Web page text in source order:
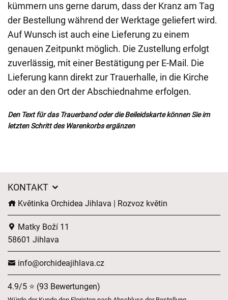
kümmern uns gerne darum, dass der Kranz am Tag
der Bestellung während der Werktage geliefert wird.
Auf Wunsch ist auch eine Lieferung zu einem
genauen Zeitpunkt möglich. Die Zustellung erfolgt
zuverlässig, mit einer Bestätigung per E-Mail. Die
Lieferung kann direkt zur Trauerhalle, in die Kirche
oder an den Ort der Abschiednahme erfolgen.
Den Text für das Trauerband oder die Beileidskarte können Sie im
letzten Schritt des Warenkorbs ergänzen
KONTAKT
Květinka Orchidea Jihlava | Rozvoz květin
Matky Boží 11
58601 Jihlava
info@orchideajihlava.cz
4.9/5 ⭐ (93 Bewertungen)